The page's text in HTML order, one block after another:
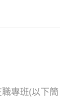
專班(以下簡